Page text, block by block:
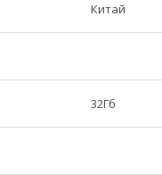
Китай
32Гб